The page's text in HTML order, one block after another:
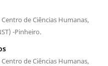
de Ciências Humanas,
-Pinheiro.
de Ciências Humanas,